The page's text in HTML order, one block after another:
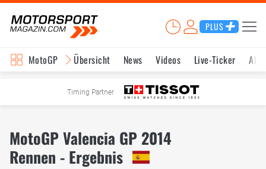
PLUS
MotoGP Übersicht News Videos Live-Ticker
Timing Partner
MotoGP Valencia GP 2014
Rennen - Ergebnis